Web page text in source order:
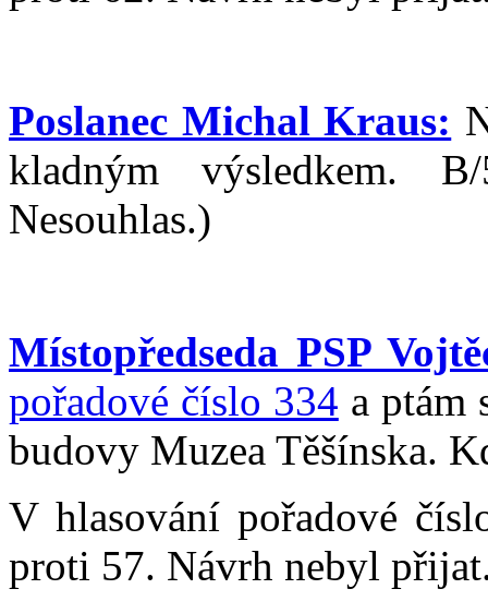
Poslanec Michal Kraus:
kladným výsledkem.
Nesouhlas.)
Místopředseda PSP
pořadové číslo 334 a ptám
budovy Muzea Těšínska.
V hlasování pořadové
proti 57. Návrh nebyl